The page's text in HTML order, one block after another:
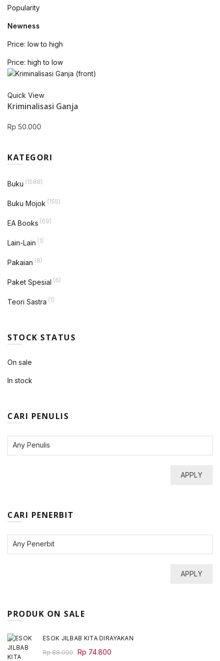
Popularity
Newness
Price: low to high
Price: high to low
Quick View
Kriminalisasi Ganja
Rp 50.000
KATEGORI
Buku (1588)
Buku Mojok (155)
EA Books (69)
Lain-Lain (1)
Pakaian (8)
Paket Spesial (6)
Teori Sastra (1)
STOCK STATUS
On sale
In stock
CARI PENULIS
APPLY
CARI PENERBIT
APPLY
PRODUK ON SALE
ESOK JILBAB KITA DIRAYAKAN
Rp88.000 Original
Rp 74.800